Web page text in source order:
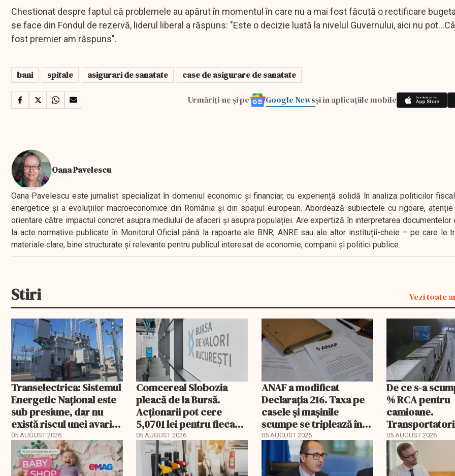
Chestionat despre faptul că problemele au apărut în momentul în care nu a mai fost făcută o rectificare
se face din Fondul de rezervă, liderul liberal a răspuns: "Este o decizie luată la nivelul Guvernului, aici nu
fost premier am răspuns".
bani spitale asigurari de sanatate case de asigurare de sanatate
Urmăriți-ne și pe Google Newsși în aplicațiile mobile
Oana Pavelescu
Oana Pavelescu este jurnalist specializat în domeniul economic și financiar, cu experiență solidă în analiza politicilor
energetice și a evoluțiilor macroeconomice din România și din spațiul european. Abordează subiectele cu rigoare,
orientare către impactul concret asupra mediului de afaceri și asupra populației. Are expertiză în interpretarea documentelor
la acte normative publicate în Monitorul Oficial până la rapoarte ale BNR, ANRE sau ale altor instituții-cheie – pe care le
materiale clare, bine structurate și relevante pentru publicul interesat de economie, companii și politici publice.
Stiri Vezi toate
Transelectrica: Sistemul
Energetic Național este
sub presiune, dar nu
există riscul unei avarii
majore
05 AUGUST 2026
Comcereal Slobozia
pleacă de la Bursă.
Acționarii pot cere
5,0701 lei pentru fiecare
acțiune
05 AUGUST 2026
ANAF a modificat
Declarația 216. Taxa pe
casele și mașinile
scumpe se triplează în
2026
05 AUGUST 2026
De ce s-a
% RCA pentru
camioane.
să publice
05 AUGUST 2026